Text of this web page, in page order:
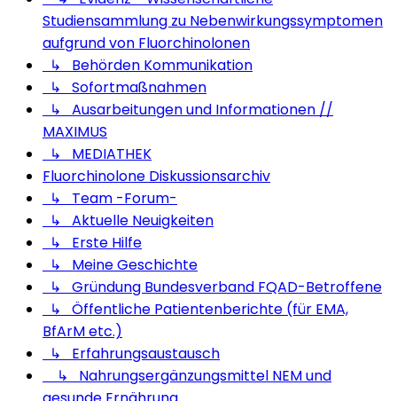
Studiensammlung zu Nebenwirkungssymptomen
aufgrund von Fluorchinolonen
↳ Behörden Kommunikation
↳ Sofortmaßnahmen
↳ Ausarbeitungen und Informationen //
MAXIMUS
↳ MEDIATHEK
Fluorchinolone Diskussionsarchiv
↳ Team -Forum-
↳ Aktuelle Neuigkeiten
↳ Erste Hilfe
↳ Meine Geschichte
↳ Gründung Bundesverband FQAD-Betroffene
↳ Öffentliche Patientenberichte (für EMA,
BfArM etc.)
↳ Erfahrungsaustausch
↳ Nahrungsergänzungsmittel NEM und